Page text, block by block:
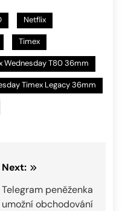
Netflix
Timex
Wednesday T80 36mm
Timex Legacy 36mm
Next:
Telegram peněženka
umožní obchodování